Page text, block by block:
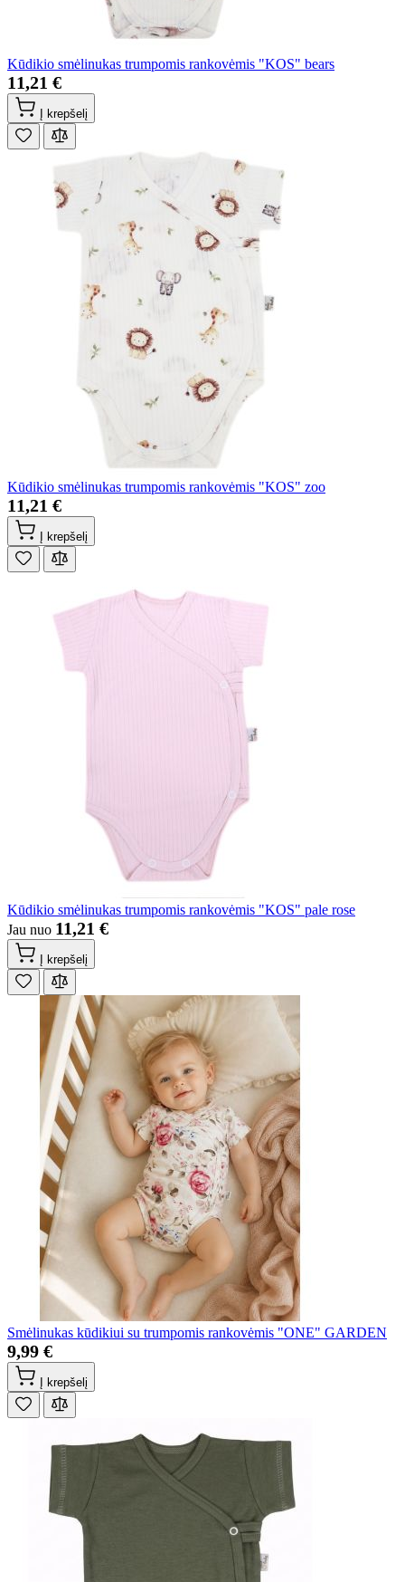
Kūdikio smėlinukas trumpomis rankovėmis "KOS" bears
11,21 €
Į krepšelį
Kūdikio smėlinukas trumpomis rankovėmis "KOS" zoo
11,21 €
Į krepšelį
Kūdikio smėlinukas trumpomis rankovėmis "KOS" pale rose
Jau nuo 11,21 €
Į krepšelį
Smėlinukas kūdikiui su trumpomis rankovėmis "ONE" GARDEN
9,99 €
Į krepšelį